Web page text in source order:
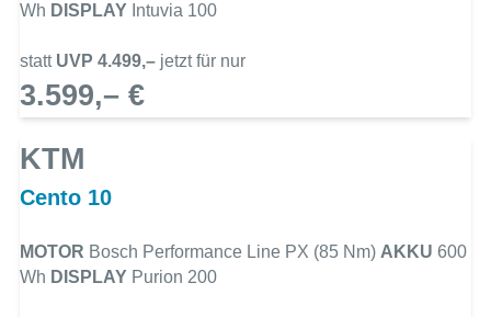
Wh DISPLAY Intuvia 100
statt UVP 4.499,– jetzt für nur
3.599,– €
KTM
Cento 10
MOTOR Bosch Performance Line PX (85 Nm) AKKU 600
Wh DISPLAY Purion 200